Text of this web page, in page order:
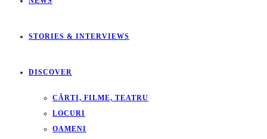
STORIES & INTERVIEWS
DISCOVER
CĂRTI, FILME, TEATRU
LOCURI
OAMENI